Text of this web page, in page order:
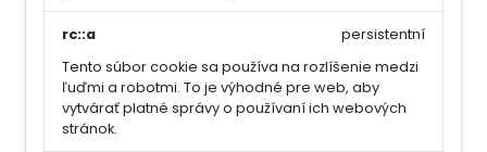
rc::a
Tento súbor cookie sa používa na rozlíšenie medzi
ľuďmi a robotmi. To je výhodné pre web, aby
vytvárať platné správy o používaní ich webových
stránok.
persistentní